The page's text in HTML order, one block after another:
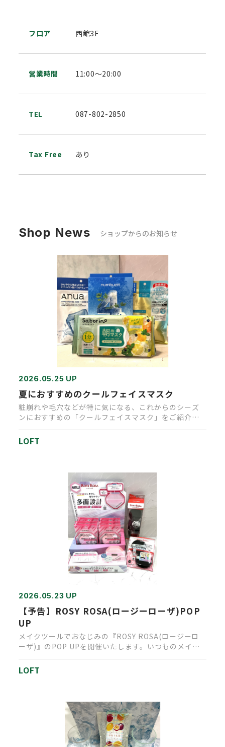
フロア 西館3F
営業時間 11:00～20:00
TEL 087-802-2850
Tax Free あり
Shop News ショップからのお知らせ
2026.05.25 UP
夏におすすめのクールフェイスマスク
粧崩れや毛穴などが特に気になる、これからのシーズ
ンにおすすめの「クールフェイスマスク」をご紹介し
LOFT
2026.05.23 UP
【予告】ROSY ROSA(ロージーローザ)POP
UP
メイクツールでおなじみの『ROSY ROSA(ロージーロ
ーザ)』のPOP UPを開催いたします。いつものメイク
にプラスワ…
LOFT